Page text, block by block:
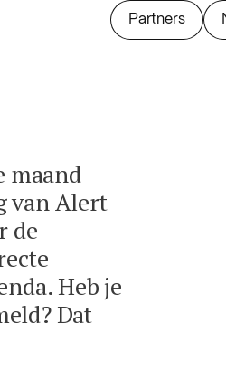
Partners
maand
van Alert
de
Heb je
Dat